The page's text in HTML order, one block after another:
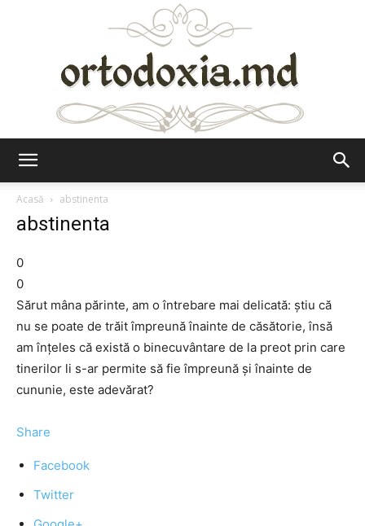
Acasă
abstinenta
abstinenta
0
0
Sărut mâna părinte, am o întrebare mai delicată: știu că
nu se poate de trăit împreună înainte de căsătorie, însă
am înțeles că există o binecuvântare de la preot prin care
tinerilor li s-ar permite să fie împreună și înainte de
cununie, este adevărat?
Share
Facebook
Twitter